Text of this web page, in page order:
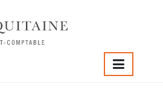
recherche des figurant(e)s